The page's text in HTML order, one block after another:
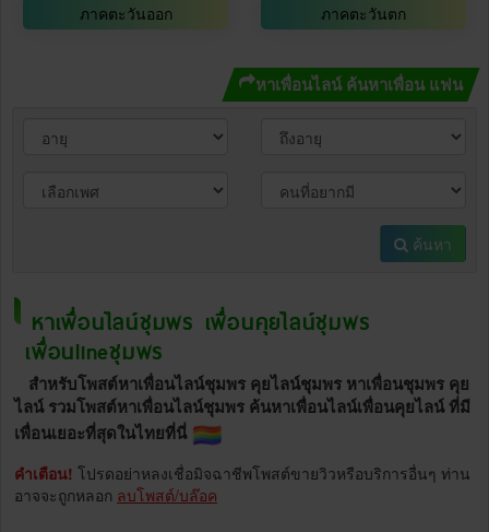
ภาคตะวันออก
ภาคตะวันตก
หาเพื่อนไลน์ ค้นหาเพื่อน แฟน
ค้นหา
หาเพื่อนไลน์ชุมพร เพื่อนคุยไลน์ชุมพร
เพื่อนlineชุมพร
สำหรับโพสต์หาเพื่อนไลน์ชุมพร คุยไลน์ชุมพร หาเพื่อนชุมพร คุย
ไลน์ รวมโพสต์หาเพื่อนไลน์ชุมพร ค้นหาเพื่อนไลน์เพื่อนคุยไลน์ ที่มี
เพื่อนเยอะที่สุดในไทยที่นี่
คำเตือน! โปรดอย่าหลงเชื่อมิจฉาชีพโพสต์ขายวิวหรือบริการอื่นๆ ท่าน
อาจจะถูกหลอก ลบโพสต์/บล๊อค